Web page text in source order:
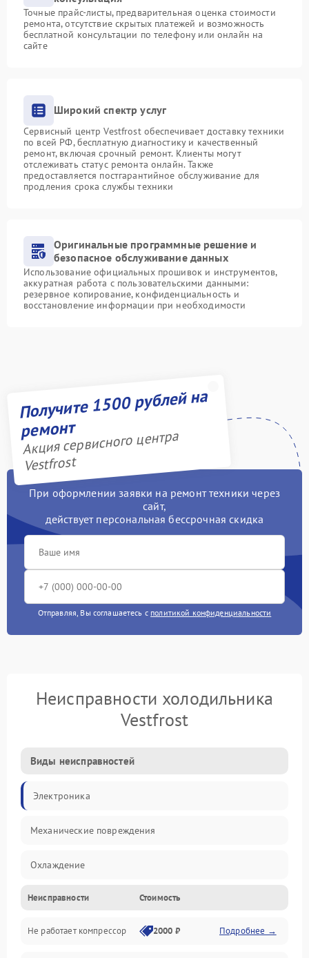
Точные прайс-листы, предварительная оценка стоимости
ремонта, отсутствие скрытых платежей и возможность
бесплатной консультации по телефону или онлайн на
сайте
Широкий спектр услуг
Сервисный центр Vestfrost обеспечивает доставку техники
по всей РФ, бесплатную диагностику и качественный
ремонт, включая срочный ремонт. Клиенты могут
отслеживать статус ремонта онлайн. Также
предоставляется постгарантийное обслуживание для
продления срока службы техники
Оригинальные программные решение и
безопасное обслуживание данных
Использование официальных прошивок и инструментов,
аккуратная работа с пользовательскими данными:
резервное копирование, конфиденциальность и
восстановление информации при необходимости
Получите 1500 рублей на
ремонт
Акция сервисного центра
Vestfrost
При оформлении заявки на ремонт техники через
сайт,
действует персональная бессрочная скидка
Отправляя, Вы соглашаетесь с политикой конфиденциальности
Неисправности холодильника
Vestfrost
Виды неисправностей
Электроника
Механические повреждения
Охлаждение
Механика
Электропитание
Неисправности Стоимость
Не работает компрессор 2000 ₽ Подробнее →